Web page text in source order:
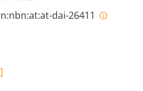
dai-26411
]